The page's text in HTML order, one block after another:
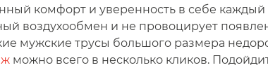
комфорт и уверенность в себе каждый
воздухообмен и не провоцирует
мужские трусы большого размера
можно всего в несколько кликов.